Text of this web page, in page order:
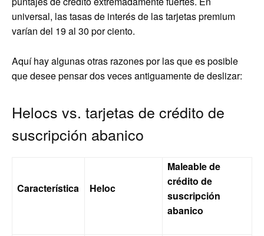
universal, las tasas de interés de las tarjetas premium
varían del 19 al 30 por ciento.
Aquí hay algunas otras razones por las que es posible
que desee pensar dos veces antiguamente de deslizar:
Helocs vs. tarjetas de crédito de
suscripción abanico
Característica Heloc
Maleable de
crédito de
suscripción
abanico